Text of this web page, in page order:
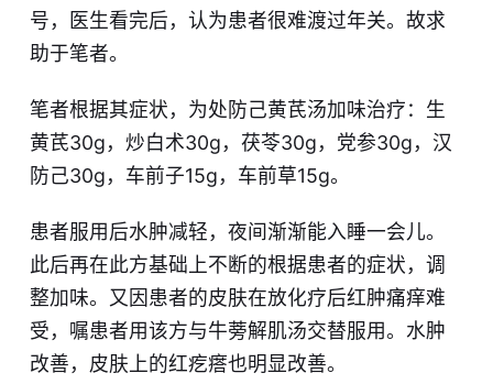
号，医生看完后，认为患者很难渡过年关。故求
助于笔者。
笔者根据其症状，为处防己黄芪汤加味治疗：生
黄芪30g，炒白术30g，茯苓30g，党参30g，汉
防己30g，车前子15g，车前草15g。
患者服用后水肿减轻，夜间渐渐能入睡一会儿。
此后再在此方基础上不断的根据患者的症状，调
整加味。又因患者的皮肤在放化疗后红肿痛痒难
受，嘱患者用该方与牛蒡解肌汤交替服用。水肿
改善，皮肤上的红疙瘩也明显改善。